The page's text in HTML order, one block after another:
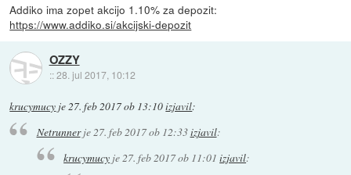
Addiko ima zopet akcijo 1.10% za depozit:
https://www.addiko.si/akcijski-depozit
OZZY
::28. jul 2017, 10:12
krucymucy je27. feb 2017 ob 13:10izjavil:
Netrunnerje27. feb 2017 ob 12:33izjavil:
krucymucy je27. feb 2017 ob 11:01 izjavil: